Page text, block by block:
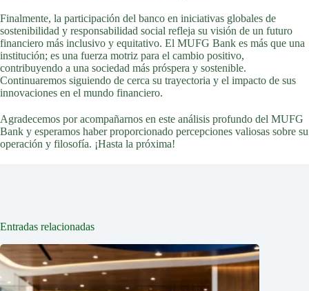
Finalmente, la participación del banco en iniciativas globales de
sostenibilidad y responsabilidad social refleja su visión de un futuro
financiero más inclusivo y equitativo. El MUFG Bank es más que una
institución; es una fuerza motriz para el cambio positivo,
contribuyendo a una sociedad más próspera y sostenible.
Continuaremos siguiendo de cerca su trayectoria y el impacto de sus
innovaciones en el mundo financiero.
Agradecemos por acompañarnos en este análisis profundo del MUFG
Bank y esperamos haber proporcionado percepciones valiosas sobre su
operación y filosofía. ¡Hasta la próxima!
Entradas relacionadas